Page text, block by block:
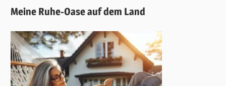
Meine Ruhe-Oase auf dem Land